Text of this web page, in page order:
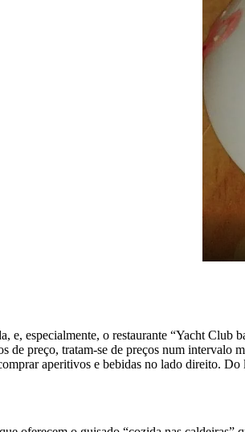
e, especialmente, o restaurante “Yacht
de preço, tratam-se de preços num
aperitivos e bebidas no lado direito. Do